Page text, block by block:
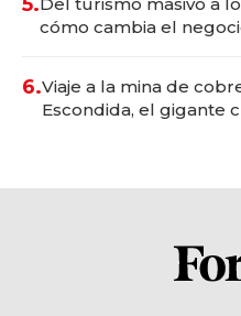
cómo cambia el
6.Viaje a la mina de
Escondida, el gigante